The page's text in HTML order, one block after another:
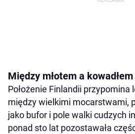
Między młotem a kowadłem
Położenie Finlandii przypomina
między wielkimi mocarstwami,
jako bufor i pole walki cudzych
ponad sto lat pozostawała